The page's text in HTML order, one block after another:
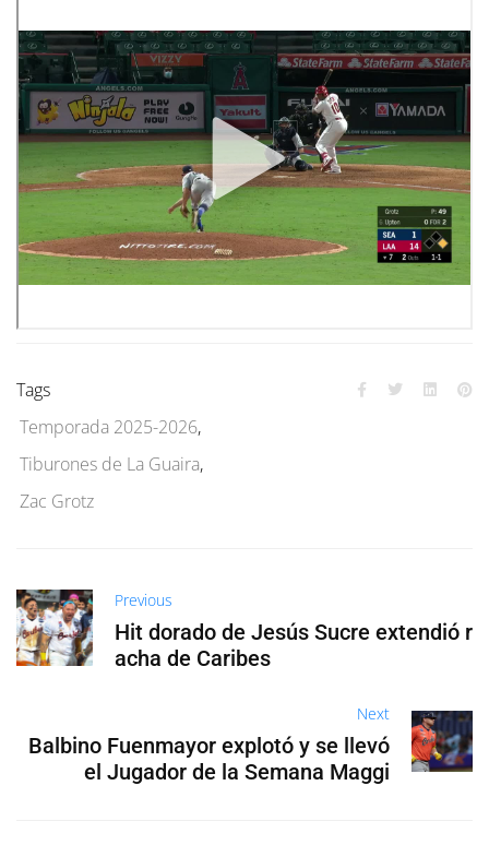
Tags
Temporada 2025-2026,
Tiburones de La Guaira,
Zac Grotz
Previous
Hit dorado de Jesús Sucre extendió r
acha de Caribes
Next
Balbino Fuenmayor explotó y se llevó
el Jugador de la Semana Maggi